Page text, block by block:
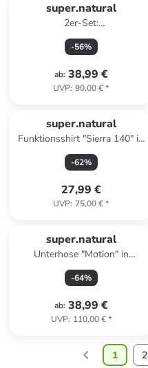
super.natural
2er-Set:
Funktionsboxershorts in
Dunkelblau
-56%
ab: 38,99 €
UVP: 90,00 €*
super.natural
Funktionsshirt "Sierra 140" in
Schwarz
-62%
27,99 €
UVP: 75,00 €*
super.natural
Unterhose "Motion" in
Schwarz
-64%
ab: 38,99 €
UVP: 110,00 €*
1 2